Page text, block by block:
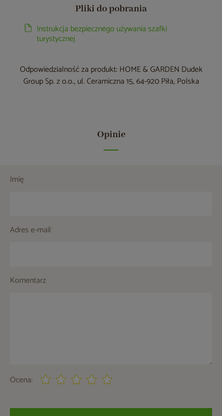
Pliki do pobrania
Instrukcja bezpiecznego używania szafki
turystycznej
Odpowiedzialność za produkt: HOME & GARDEN Dudek
Group Sp. z o.o., ul. Ceramiczna 15, 64-920 Piła, Polska
Opinie
Imię
Adres e-mail
Komentarz
Ocena: